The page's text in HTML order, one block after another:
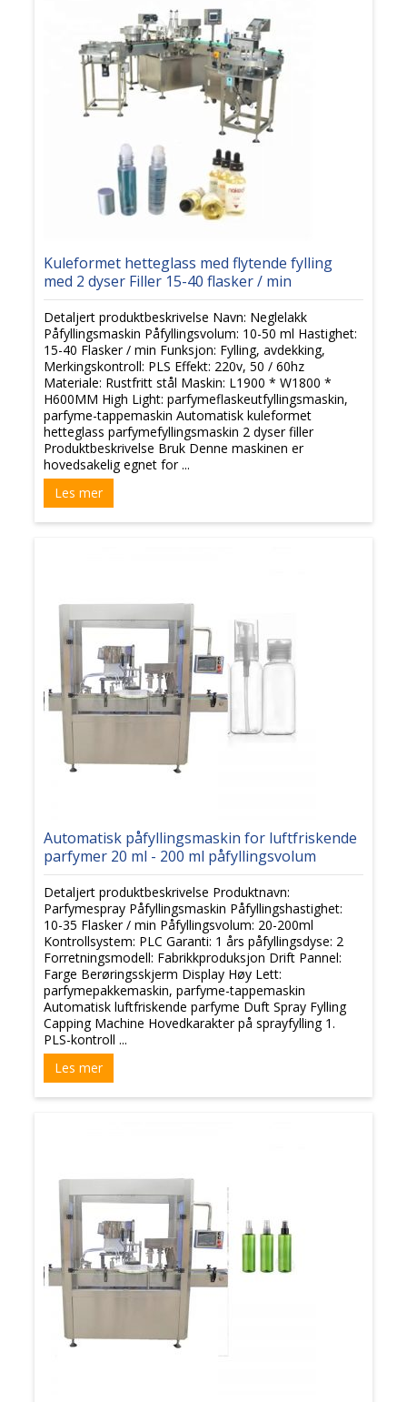
Kuleformet hetteglass med flytende fylling
med 2 dyser Filler 15-40 flasker / min
Detaljert produktbeskrivelse Navn: Neglelakk
Påfyllingsmaskin Påfyllingsvolum: 10-50 ml Hastighet:
15-40 Flasker / min Funksjon: Fylling, avdekking,
Merkingskontroll: PLS Effekt: 220v, 50 / 60hz
Materiale: Rustfritt stål Maskin: L1900 * W1800 *
H600MM High Light: parfymeflaskeutfyllingsmaskin,
parfyme-tappemaskin Automatisk kuleformet
hetteglass parfymefyllingsmaskin 2 dyser filler
Produktbeskrivelse Bruk Denne maskinen er
hovedsakelig egnet for ...
Les mer
Automatisk påfyllingsmaskin for luftfriskende
parfymer 20 ml - 200 ml påfyllingsvolum
Detaljert produktbeskrivelse Produktnavn:
Parfymespray Påfyllingsmaskin Påfyllingshastighet:
10-35 Flasker / min Påfyllingsvolum: 20-200ml
Kontrollsystem: PLC Garanti: 1 års påfyllingsdyse: 2
Forretningsmodell: Fabrikkproduksjon Drift Pannel:
Farge Berøringsskjerm Display Høy Lett:
parfymepakkemaskin, parfyme-tappemaskin
Automatisk luftfriskende parfyme Duft Spray Fylling
Capping Machine Hovedkarakter på sprayfylling 1.
PLS-kontroll ...
Les mer